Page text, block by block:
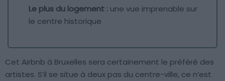
Le plus du logement : une vue imprenable sur
le centre historique
Cet Airbnb à Bruxelles sera certainement le préféré des
artistes. S’il se situe à deux pas du centre-ville, ce n’est